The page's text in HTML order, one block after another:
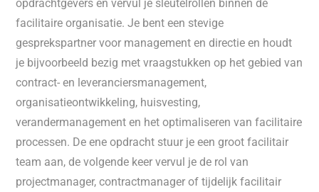
opdrachtgevers en vervul je sleutelrollen binnen de
facilitaire organisatie. Je bent een stevige
gesprekspartner voor management en directie en houdt
je bijvoorbeeld bezig met vraagstukken op het gebied van
contract- en leveranciersmanagement,
organisatieontwikkeling, huisvesting,
verandermanagement en het optimaliseren van facilitaire
processen. De ene opdracht stuur je een groot facilitair
team aan, de volgende keer vervul je de rol van
projectmanager, contractmanager of tijdelijk facilitair